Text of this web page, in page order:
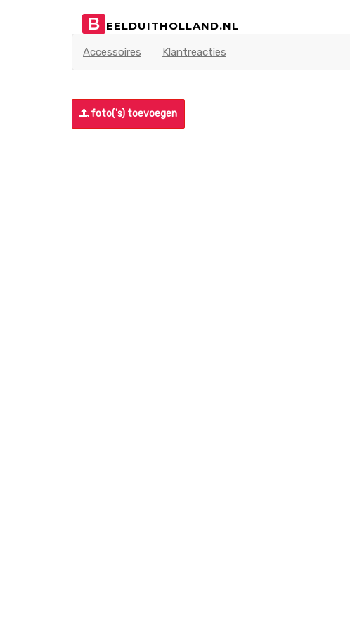
B EELDUITHOLLAND.NL
Accessoires Klantreacties
foto('s) toevoegen